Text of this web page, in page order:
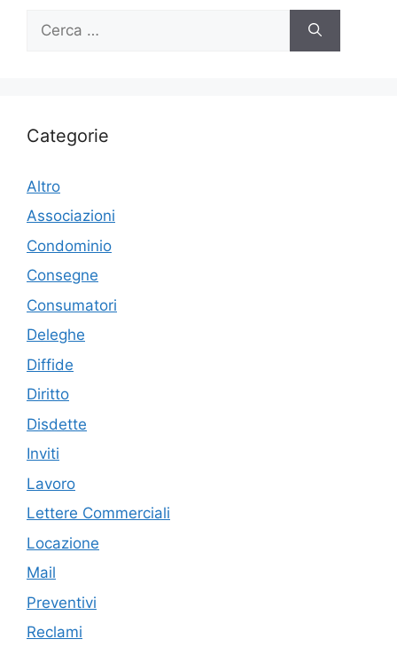
per:
Categorie
Altro
Associazioni
Condominio
Consegne
Consumatori
Deleghe
Diffide
Diritto
Disdette
Inviti
Lavoro
Lettere Commerciali
Locazione
Mail
Preventivi
Reclami